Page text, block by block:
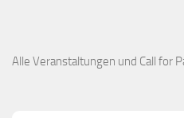
Alle Veranstaltungen und Call for